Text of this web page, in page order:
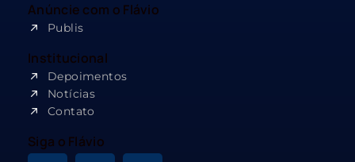
Anúncie com o Flávio
Publis
Institucional
Depoimentos
Notícias
Contato
Siga o Flávio